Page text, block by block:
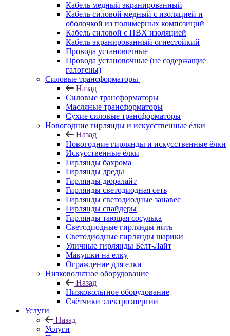
Кабель медный экранированный
Кабель силовой медный с изоляцией и
оболочкой из полимерных композиций
Кабель силовой с ПВХ изоляцией
Кабель экранированный огнестойкий
Провода установочные
Провода установочные (не содержащие
галогены)
Силовые трансформаторы
Назад
Силовые трансформаторы
Масляные трансформаторы
Сухие силовые трансформаторы
Новогодние гирлянды и искусственные ёлки
Назад
Новогодние гирлянды и искусственные ёлки
Искусственные ёлки
Гирлянды бахрома
Гирлянды дреды
Гирлянды дюралайт
Гирлянды светодиодная сеть
Гирлянды светодиодные занавес
Гирлянды спайдеры
Гирлянды тающая сосулька
Светодиодные гирлянды нить
Светодиодные гирлянды шарики
Уличные гирлянды Белт-Лайт
Макушки на елку
Ограждение для елки
Низковольтное оборудование
Назад
Низковольтное оборудование
Счётчики электроэнергии
Услуги
Назад
Услуги